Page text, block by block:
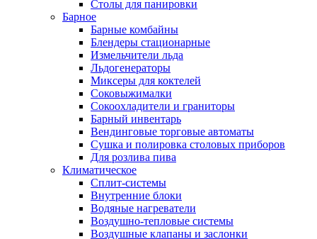
Столы для панировки
Барное
Барные комбайны
Блендеры стационарные
Измельчители льда
Льдогенераторы
Миксеры для коктелей
Соковыжималки
Сокоохладители и граниторы
Барный инвентарь
Вендинговые торговые автоматы
Сушка и полировка столовых приборов
Для розлива пива
Климатическое
Сплит-системы
Внутренние блоки
Водяные нагреватели
Воздушно-тепловые системы
Воздушные клапаны и заслонки